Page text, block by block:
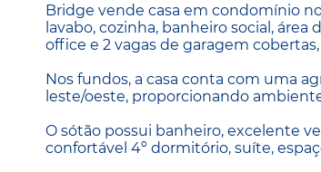
Bridge vende casa em condomínio
lavabo, cozinha, banheiro social,
office e 2 vagas de garagem
Nos fundos, a casa conta com uma
leste/oeste, proporcionando
O sótão possui banheiro, excelente
confortável 4º dormitório, suíte,